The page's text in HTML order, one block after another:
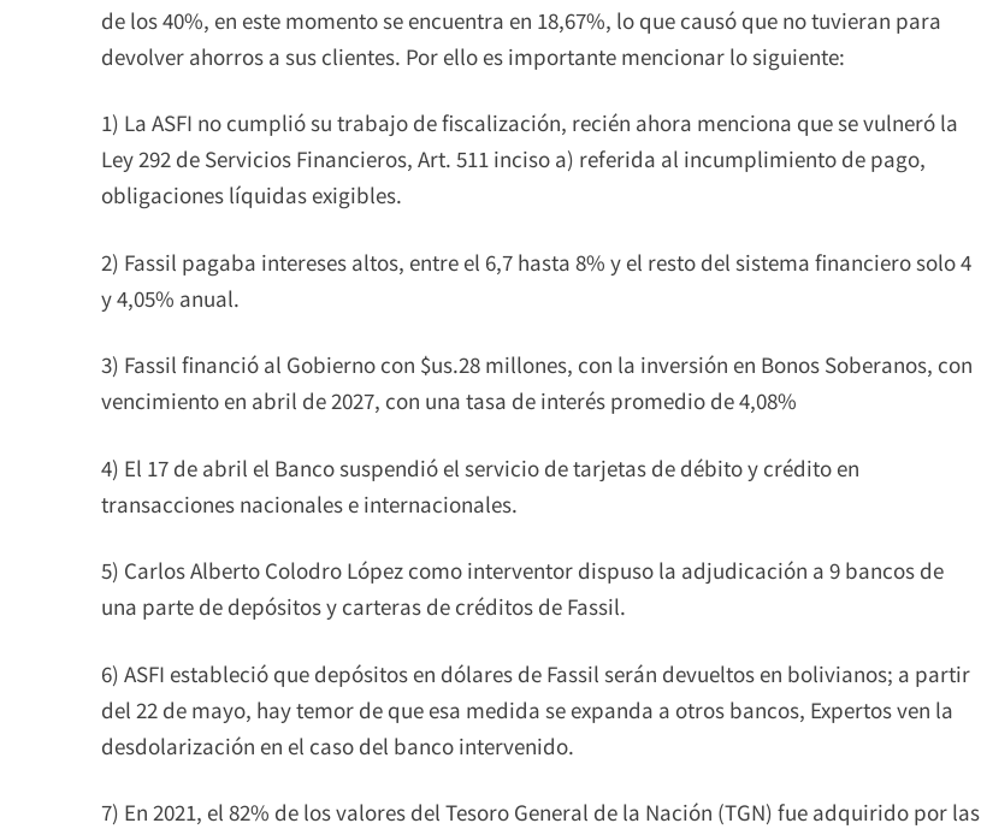
de los 40%, en este momento se encuentra en 18,67%, lo que causó que no tuvieran para
devolver ahorros a sus clientes. Por ello es importante mencionar lo siguiente:
1) La ASFI no cumplió su trabajo de fiscalización, recién ahora menciona que se vulneró la
Ley 292 de Servicios Financieros, Art. 511 inciso a) referida al incumplimiento de pago,
obligaciones líquidas exigibles.
2) Fassil pagaba intereses altos, entre el 6,7 hasta 8% y el resto del sistema financiero solo 4
y 4,05% anual.
3) Fassil financió al Gobierno con $us.28 millones, con la inversión en Bonos Soberanos, con
vencimiento en abril de 2027, con una tasa de interés promedio de 4,08%
4) El 17 de abril el Banco suspendió el servicio de tarjetas de débito y crédito en
transacciones nacionales e internacionales.
5) Carlos Alberto Colodro López como interventor dispuso la adjudicación a 9 bancos de
una parte de depósitos y carteras de créditos de Fassil.
6) ASFI estableció que depósitos en dólares de Fassil serán devueltos en bolivianos; a partir
del 22 de mayo, hay temor de que esa medida se expanda a otros bancos, Expertos ven la
desdolarización en el caso del banco intervenido.
7) En 2021, el 82% de los valores del Tesoro General de la Nación (TGN) fue adquirido por las